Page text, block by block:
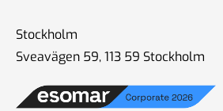
Stockholm
Sveavägen 59, 113 59 Stockholm